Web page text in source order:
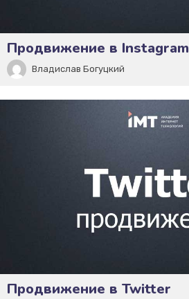
Продвижение в Instagram
Владислав Богуцкий
Продвижение в Twitter